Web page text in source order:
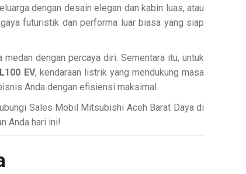
dengan desain elegan dan kabin luas, atau
futuristik dan performa luar biasa yang siap
dengan percaya diri. Sementara itu, untuk
L100 EV, kendaraan listrik yang mendukung masa
Anda dengan efisiensi maksimal.
Sales Mobil Mitsubishi Aceh Barat Daya di
Anda hari ini!